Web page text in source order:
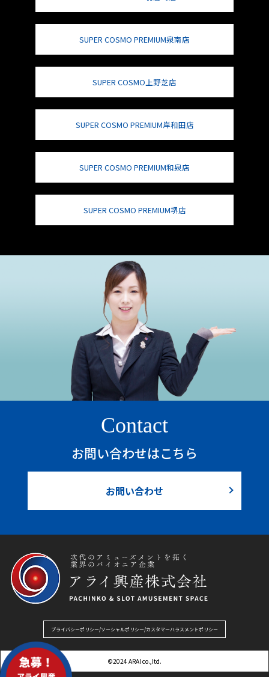
SUPER COSMO PREMIUM泉南店
SUPER COSMO上野芝店
SUPER COSMO PREMIUM岸和田店
SUPER COSMO PREMIUM和泉店
SUPER COSMO PREMIUM堺店
Contact
お問い合わせはこちら
お問い合わせ
プライバシーポリシー/ソーシャルポリシー/カスタマーハラスメントポリシー
©︎2024 ARAI co.,Itd.